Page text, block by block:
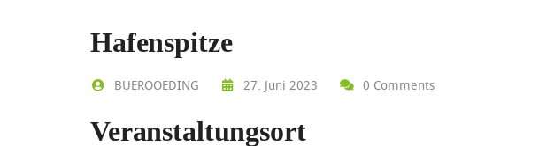
Hafenspitze
BUEROOEDING 27. Juni 2023 0 Comments
Veranstaltungsort